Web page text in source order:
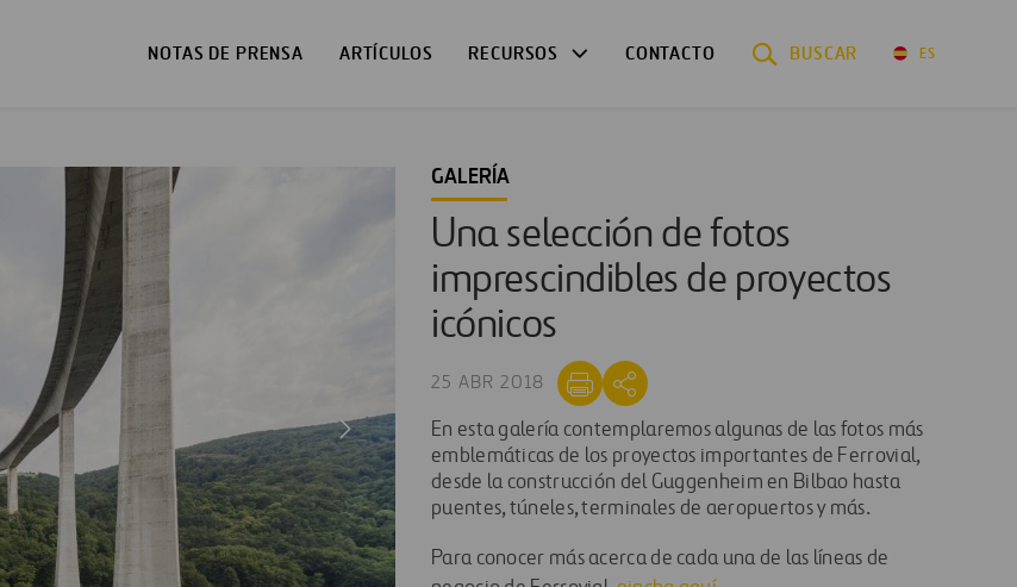
NOTAS DE PRENSA ARTÍCULOS RECURSOS CONTACTO BUSCAR ES
GALERÍA
Una selección de fotos
imprescindibles de proyectos
icónicos
25 ABR 2018
En esta galería contemplaremos algunas de las fotos más
emblemáticas de los proyectos importantes de Ferrovial,
desde la construcción del Guggenheim en Bilbao hasta
puentes, túneles, terminales de aeropuertos y más.
Para conocer más acerca de cada una de las líneas de